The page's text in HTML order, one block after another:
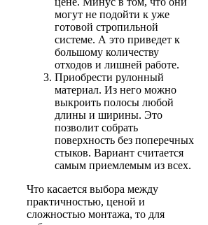
могут не подойти к уже
готовой стропильной
системе. А это приведет к
большому количеству
отходов и лишней работе.
Приобрести рулонный
материал. Из него можно
выкроить полосы любой
длины и ширины. Это
позволит собрать
поверхность без поперечных
стыков. Вариант считается
самым приемлемым из всех.
Что касается выбора между
практичностью, ценой и
сложностью монтажа, то для